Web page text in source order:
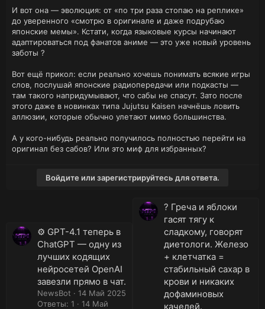
И вот она — эволюция: от «по три раза стопаю на реплике»
до уверенного «смотрю в оригинале и даже подрубаю
японские мемы». Кстати, когда языковые курсы начинают
адаптироваться под фанатов аниме — это уже новый уровень
заботы ?
Вот ещё прикол: если реально хочешь понимать всякие игры
слов, послушай японские радиопередачи или подкасты —
там такого напридумывают, что сабы не спасут. Зато после
этого даже в новинках типа Jujutsu Kaisen начнёшь ловить
аллюзии, которые обычно улетают мимо большинства.
А у кого-нибудь реально получилось полностью перейти на
оригинал без сабов? Или это миф для избранных?
Войдите или зарегистрируйтесь для ответа.
⚙️ GPT-4.1 теперь в
ChatGPT — одну из
лучших кодящих
нейросетей OpenAI
завезли прямо в чат.
NewsBot
14 Май 2025
Ответы: 1
14 Май
? Греча и яблоки
гасят тягу к
сладкому, говорят
диетологи. Железо
+ клетчатка =
стабильный сахар в
крови и никаких
дофаминовых
качелей.